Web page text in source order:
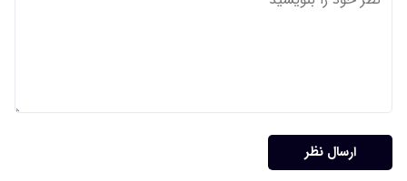
ارسال نظر